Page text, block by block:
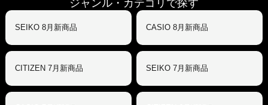
ジャンル・カテゴリで探す
SEIKO 8月新商品 CASIO 8月新商品
CITIZEN 7月新商品 SEIKO 7月新商品